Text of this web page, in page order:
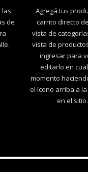
las
de
Agregá tus
carrito directo
vista de
vista de
ingresar para
editarlo en
momento
el ícono arriba a
en el sitio.